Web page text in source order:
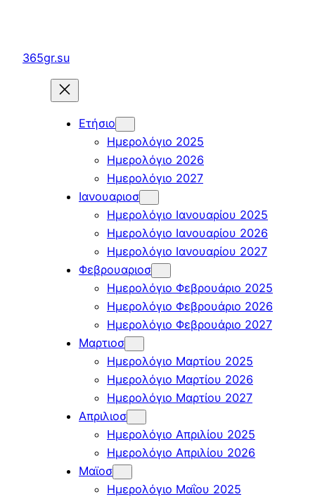
περιεχόμενο
365gr.su
Ετήσιο
Ημερολόγιο 2025
Ημερολόγιο 2026
Ημερολόγιο 2027
Ιανουαριοσ
Ημερολόγιο Ιανουαρίου 2025
Ημερολόγιο Ιανουαρίου 2026
Ημερολόγιο Ιανουαρίου 2027
Φεβρουαριοσ
Ημερολόγιο Φεβρουάριο 2025
Ημερολόγιο Φεβρουάριο 2026
Ημερολόγιο Φεβρουάριο 2027
Μαρτιοσ
Ημερολόγιο Μαρτίου 2025
Ημερολόγιο Μαρτίου 2026
Ημερολόγιο Μαρτίου 2027
Απριλιοσ
Ημερολόγιο Απριλίου 2025
Ημερολόγιο Απριλίου 2026
Μαϊοσ
Ημερολόγιο Μαΐου 2025